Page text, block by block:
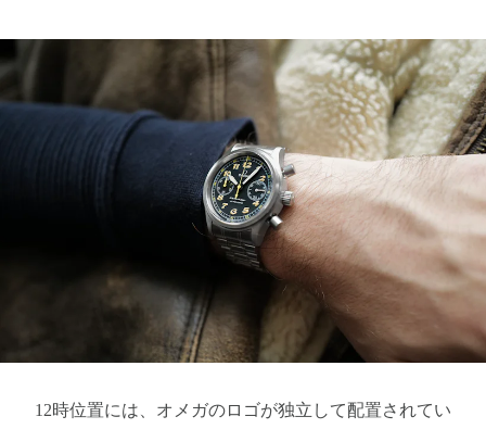
12時位置には、オメガのロゴが独立して配置されてい